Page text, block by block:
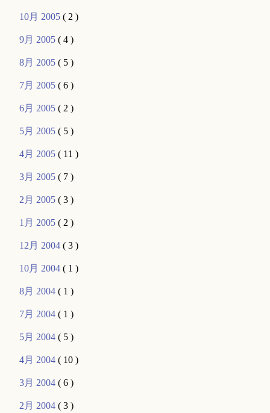
10月 2005( 2 )
9月 2005( 4 )
8月 2005( 5 )
7月 2005( 6 )
6月 2005( 2 )
5月 2005( 5 )
4月 2005( 11 )
3月 2005( 7 )
2月 2005( 3 )
1月 2005( 2 )
12月 2004( 3 )
10月 2004( 1 )
8月 2004( 1 )
7月 2004( 1 )
5月 2004( 5 )
4月 2004( 10 )
3月 2004( 6 )
2月 2004( 3 )